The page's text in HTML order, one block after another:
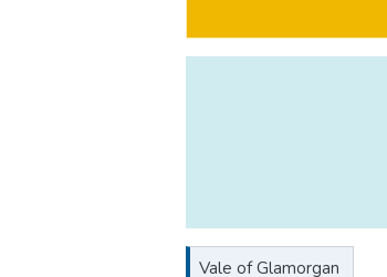
Vale of Glamorgan